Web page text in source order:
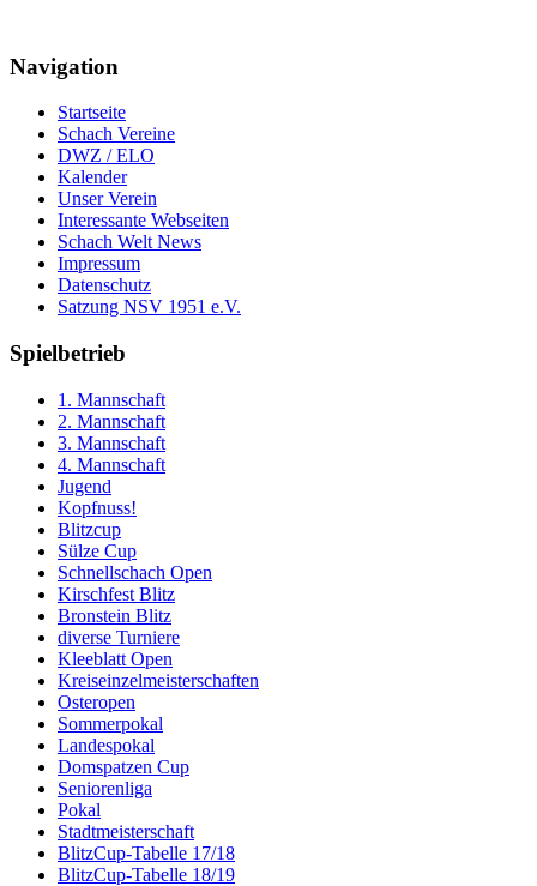
Navigation
Startseite
Schach Vereine
DWZ / ELO
Kalender
Unser Verein
Interessante Webseiten
Schach Welt News
Impressum
Datenschutz
Satzung NSV 1951 e.V.
Spielbetrieb
1. Mannschaft
2. Mannschaft
3. Mannschaft
4. Mannschaft
Jugend
Kopfnuss!
Blitzcup
Sülze Cup
Schnellschach Open
Kirschfest Blitz
Bronstein Blitz
diverse Turniere
Kleeblatt Open
Kreiseinzelmeisterschaften
Osteropen
Sommerpokal
Landespokal
Domspatzen Cup
Seniorenliga
Pokal
Stadtmeisterschaft
BlitzCup-Tabelle 17/18
BlitzCup-Tabelle 18/19